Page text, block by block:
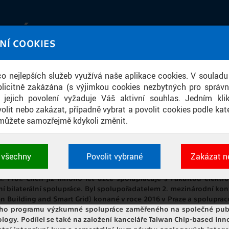
COOKIES
nejlepších služeb využívá naše aplikace cookies. V
zakázána (s výjimkou cookies nezbytných pro
povolení vyžaduje Váš aktivní souhlas. Jedním
nebo zakázat, případně vybrat a povolit cookies podle
samozřejmě kdykoli změnit.
a identifikátorů relace. Jsou nezbytné pro
vždy aktivní.
Povolit vybrané Zakázat
obrazem a zvukem
ČESTNÉHO DOKTORÁTU POKI
21. ledna obdržel profesor Poki Chen z Tchajwanské univerzity
Chen již mnoho let úzce spolupracuje s Fakultou
bilaterální spolupráce. Byl spolupořadatelem 2. mezinárodní
and Smart Grid) konané v roce 2016 v Praze a
programu výzkumné spolupráce zaměřeného na společné
Podílel se také na založení kanceláře Taiwan Chip-based